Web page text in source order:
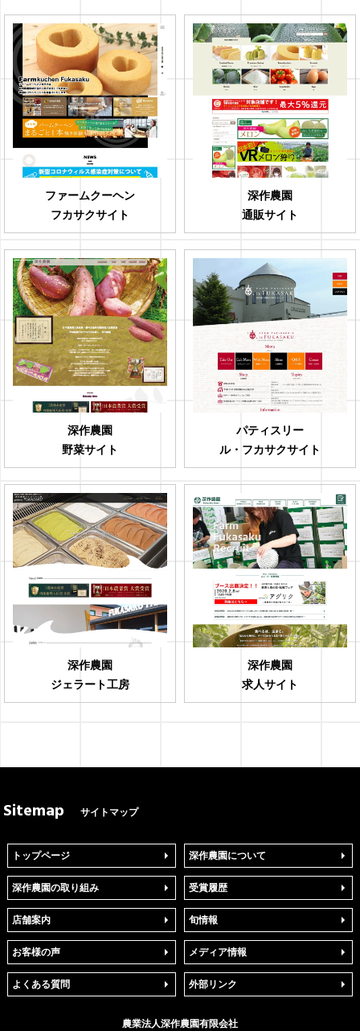
ファームクーヘン
フカサクサイト
深作農園
通販サイト
深作農園
野菜サイト
パティスリー
ル・フカサクサイト
深作農園
ジェラート工房
深作農園
求人サイト
Sitemap サイトマップ
トップページ 深作農園について
深作農園の取り組み 受賞履歴
店舗案内 旬情報
お客様の声 メディア情報
よくある質問 外部リンク
農業法人深作農園有限会社